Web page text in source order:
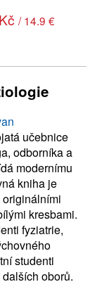
/ 14.9 €
učebnice
odborníka a
modernímu
kniha je
kresbami.
fyziatrie,
studenti
oborů.